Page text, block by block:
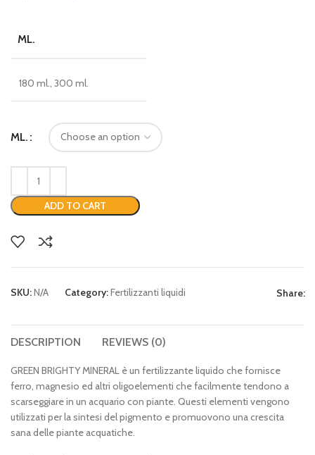
ML.
180 ml., 300 ml.
ML.
ADD TO CART
SKU:N/A Category:Fertilizzanti liquidi Share:
DESCRIPTION REVIEWS (0)
GREEN BRIGHTY MINERAL è un fertilizzante liquido che fornisce
ferro, magnesio ed altri oligoelementi che facilmente tendono a
scarseggiare in un acquario con piante. Questi elementi vengono
utilizzati per la sintesi del pigmento e promuovono una crescita
sana delle piante acquatiche.